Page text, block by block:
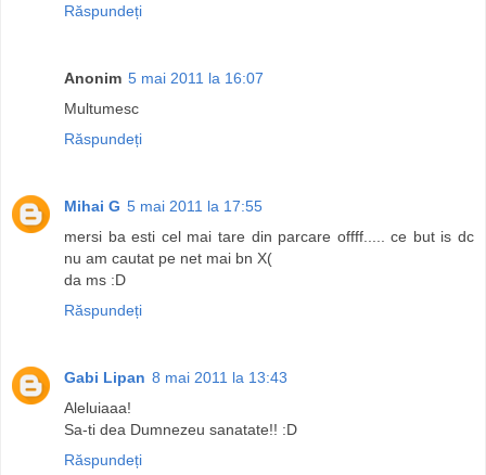
Răspundeți
Anonim 5 mai 2011 la 16:07
Multumesc
Răspundeți
Mihai G 5 mai 2011 la 17:55
mersi ba esti cel mai tare din parcare offff..... ce but is dc
nu am cautat pe net mai bn X(
da ms :D
Răspundeți
Gabi Lipan 8 mai 2011 la 13:43
Aleluiaaa!
Sa-ti dea Dumnezeu sanatate!! :D
Răspundeți